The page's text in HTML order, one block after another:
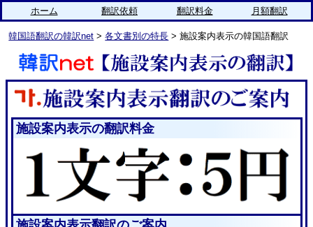
ホーム 翻訳依頼 翻訳料金 月額翻訳
韓国語翻訳の韓訳net >各文書別の特長 > 施設案内表示の韓国語翻訳
施設案内表示の翻訳料金